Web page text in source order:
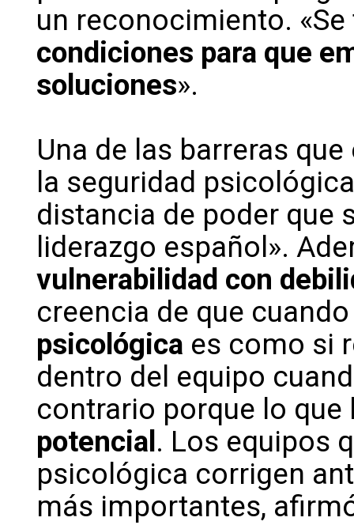
un reconocimiento. «Se
condiciones para que
soluciones».
Una de las barreras
la seguridad
distancia de poder que
liderazgo español».
vulnerabilidad con
creencia de que
psicológica es como si
dentro del equipo
contrario porque lo
potencial . Los equipos
psicológica corrigen
más importantes,